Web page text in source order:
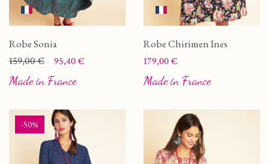
Robe Sonia
Prix
Prix de base
159,00 € 95,40 €
Made in France
Robe Chirimen Ines
Prix
179,00 €
Made in France
-50%